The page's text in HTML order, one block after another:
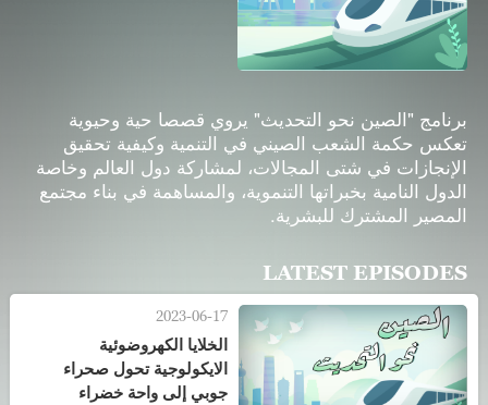
برنامج "الصين نحو التحديث" يروي قصصا حية وحيوية
تعكس حكمة الشعب الصيني في التنمية وكيفية تحقيق
الإنجازات في شتى المجالات، لمشاركة دول العالم وخاصة
الدول النامية بخبراتها التنموية، والمساهمة في بناء مجتمع
المصير المشترك للبشرية.
LATEST EPISODES
2023-06-17
الخلايا الكهروضوئية
الايكولوجية تحول صحراء
جوبي إلى واحة خضراء